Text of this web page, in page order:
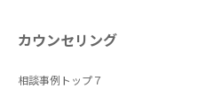
カウンセリング
相談事例トップ７